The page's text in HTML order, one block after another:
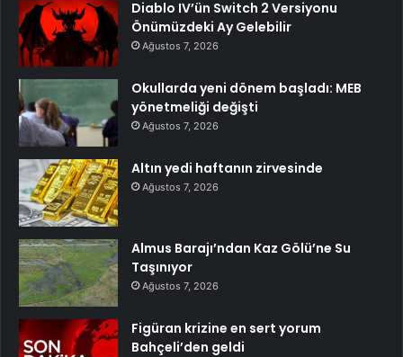
Diablo IV’ün Switch 2 Versiyonu
Önümüzdeki Ay Gelebilir
Ağustos 7, 2026
Okullarda yeni dönem başladı: MEB
yönetmeliği değişti
Ağustos 7, 2026
Altın yedi haftanın zirvesinde
Ağustos 7, 2026
Almus Barajı’ndan Kaz Gölü’ne Su
Taşınıyor
Ağustos 7, 2026
Figüran krizine en sert yorum
Bahçeli’den geldi